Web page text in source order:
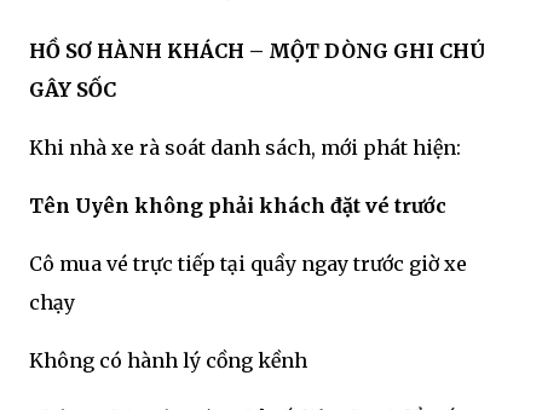
HỒ SƠ HÀNH KHÁCH – MỘT DÒNG GHI CHÚ
GÂY SỐC
Khi nhà xe rà soát danh sách, mới phát hiện:
Tên Uyên không phải khách đặt vé trước
Cô mua vé trực tiếp tại quầy ngay trước giờ xe
chạy
Không có hành lý cồng kềnh